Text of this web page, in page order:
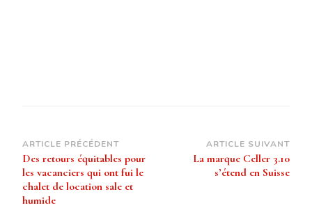
Navigation
d’article
ARTICLE PRÉCÉDENT
Des retours équitables pour
les vacanciers qui ont fui le
chalet de location sale et
humide
ARTICLE SUIVANT
La marque Celler 3.10
s’étend en Suisse